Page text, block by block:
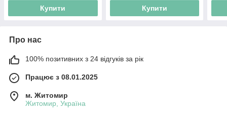
Купити Купити
Про нас
100% позитивних з 24 відгуків за рік
Працює з 08.01.2025
м. Житомир
Житомир, Україна